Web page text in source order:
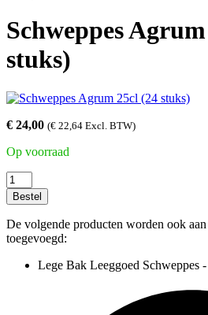
Schweppes
stuks)
€ 24,00 (€ 22,64 Excl. BTW)
Op voorraad
Schweppes
Agrum
25cl
(24
stuks)
aantal
Bestel
De volgende producten worden ook
toegevoegd:
Lege Bak Leeggoed Schweppes -